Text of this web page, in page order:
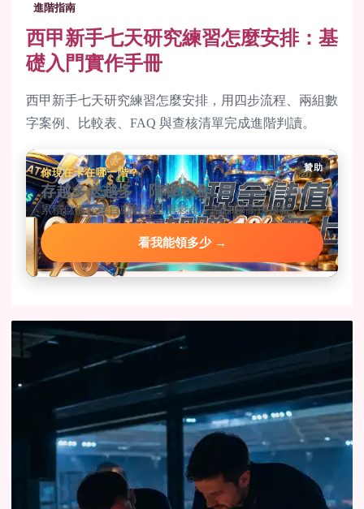
進階指南
西甲新手七天研究練習怎麼安排：基
礎入門實作手冊
西甲新手七天研究練習怎麼安排，用四步流程、兩組數
字案例、比較表、FAQ 與查核清單完成進階判讀。
贊助
你現在卡在哪一階？
存越多送越多，階梯彩金
累積儲值達標自動解鎖對應彩金，階梯越高送越狠。
看我能領多少 →